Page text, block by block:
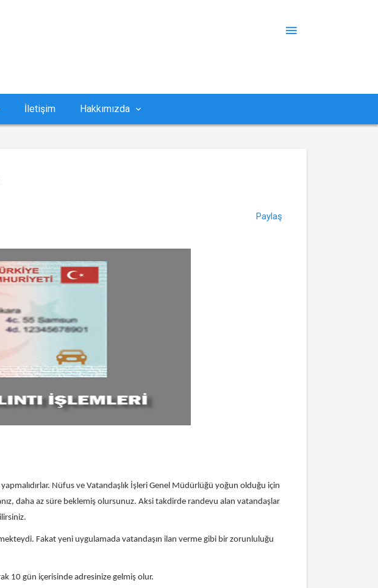
İletişim Hakkımızda
Paylaş
Nüfus ve Vatandaşlık İşleri Genel Müdürlüğü yoğun olduğu için
daha az süre beklemiş olursunuz. Aksi takdirde randevu alan vatandaşlar
Fakat yeni uygulamada vatandaşın ilan verme gibi bir zorunluluğu
10 gün içerisinde adresinize gelmiş olur.